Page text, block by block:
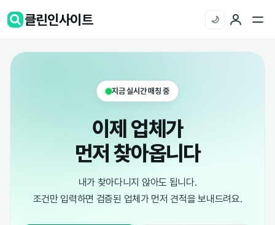
클린인사이트 🌙
지금 실시간 매칭 중
이제 업체가
먼저 찾아옵니다
내가 찾아다니지 않아도 됩니다.
조건만 입력하면 검증된 업체가 먼저 견적을 보내드려요.